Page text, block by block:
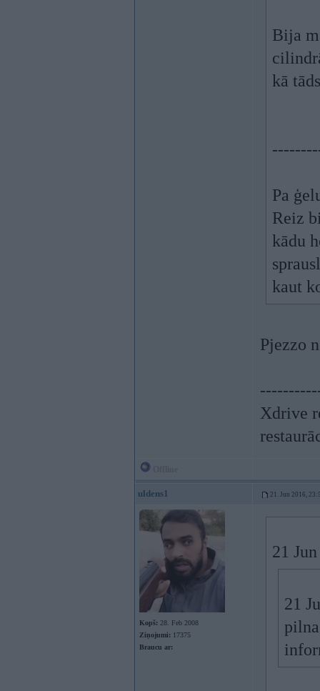
Bija
kā
Pa
Reiz
kādu
kaut
Pjezzo
Xdrive
uldens1 21. Jun 2016,
Kopš: 28. Feb 2008
Ziņojumi: 17375
Braucu ar:
21
21